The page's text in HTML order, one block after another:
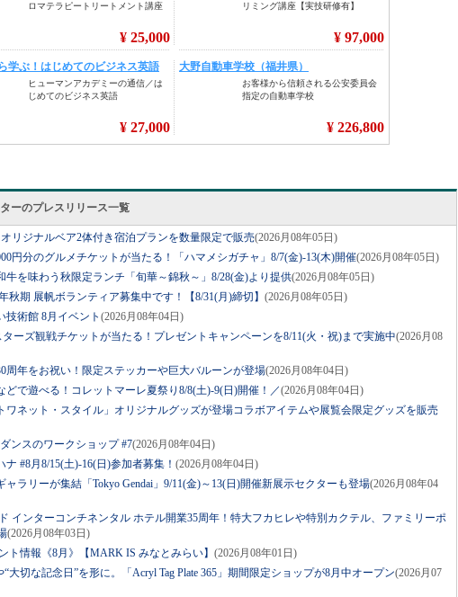
ーのプレスリリース一覧
リジナルベア2体付き宿泊プランを数量限定で販売(2026月08年05日)
円分のグルメチケットが当たる！「ハマメシガチャ」8/7(金)-13(木)開催(2026月08年05日)
牛を味わう秋限定ランチ「旬華～錦秋～」8/28(金)より提供(2026月08年05日)
秋期 展帆ボランティア募集中です！【8/31(月)締切】 (2026月08年05日)
技術館 8月イベント (2026月08年04日)
ーズ観戦チケットが当たる！プレゼントキャンペーンを8/11(火・祝)まで実施中(2026月08
周年をお祝い！限定ステッカーや巨大バルーンが登場(2026月08年04日)
どで遊べる！コレットマーレ夏祭り8/8(土)-9(日)開催！／(2026月08年04日)
ワネット・スタイル」オリジナルグッズが登場コラボアイテムや展覧会限定グッズを販売
ンスのワークショップ #7(2026月08年04日)
ナ #8月8/15(土)-16(日)参加者募集！ (2026月08年04日)
ャラリーが集結「Tokyo Gendai」9/11(金)～13(日)開催新展示セクターも登場(2026月08年04
インターコンチネンタル ホテル開業35周年！特大フカヒレや特別カクテル、ファミリーポ
(2026月08年03日)
ト情報《8月》【MARK IS みなとみらい】 (2026月08年01日)
“大切な記念日”を形に。「Acryl Tag Plate 365」期間限定ショップが8月中オープン(2026月07